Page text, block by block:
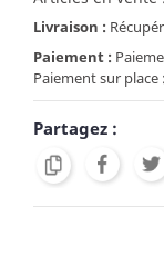
Livraison :
Paiement :
Paiement sur place
Partagez :